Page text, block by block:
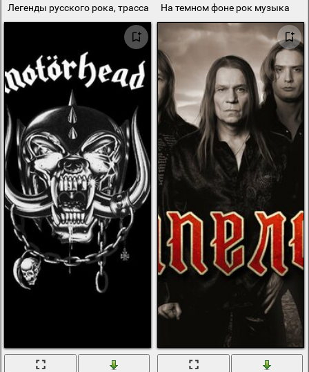
Легенды русского рока, трасса е95На темном фоне рок музыка